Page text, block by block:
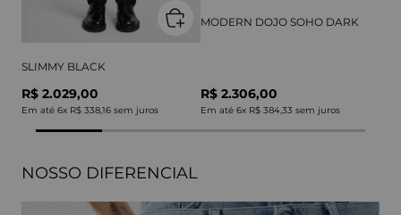
SLIMMY BLACK
R$ 2.029,00
Em até 6x R$ 338,16 sem juros
MODERN DOJO SOHO DARK
R$ 2.306,00
Em até 6x R$ 384,33 sem juros
NOSSO DIFERENCIAL